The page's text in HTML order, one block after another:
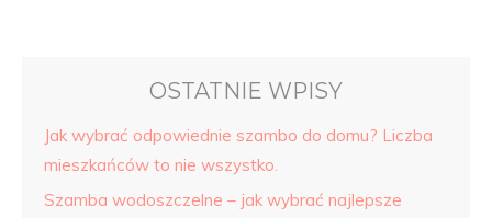
OSTATNIE WPISY
Jak wybrać odpowiednie szambo do domu? Liczba
mieszkańców to nie wszystko.
Szamba wodoszczelne – jak wybrać najlepsze